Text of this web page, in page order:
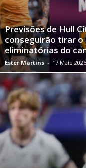
Previsões de Hull
conseguirão tirar o
eliminatórias do
Ester Martins - 17 Maio 2026